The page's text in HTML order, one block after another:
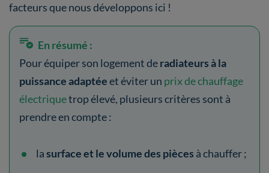
facteurs que nous développons ici !
En résumé :
Pour équiper son logement deradiateurs à la
puissance adaptéeet éviter un prix de chauffage
électriquetrop élevé, plusieurs critères sont à
prendre en compte :
lasurface et le volume des pièces à chauffer ;